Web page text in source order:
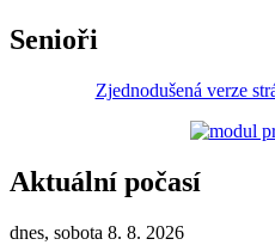
Senioři
Zjednodušená verze
Aktuální počasí
dnes, sobota 8. 8. 2026